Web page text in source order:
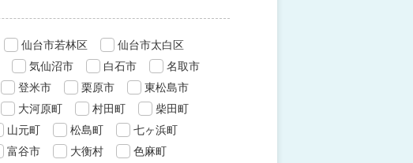
仙台市若林区
仙台市太白区
気仙沼市 白石市
名取市
登米市 栗原市
東松島市
大河原町 村田町
柴田町
山元町 松島町
七ヶ浜町
富谷市 大衡村
色麻町